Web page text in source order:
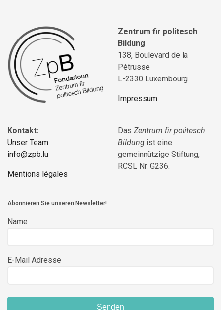
Zentrum fir politesch
Bildung
138, Boulevard de la
Pétrusse
L-2330 Luxembourg
Impressum
Kontakt:
Unser Team
info@zpb.lu
Mentions légales
Das Zentrum fir politesch
Bildung ist eine
gemeinnützige Stiftung,
RCSL Nr. G236.
Abonnieren Sie unseren Newsletter!
Name
E-Mail Adresse
Senden